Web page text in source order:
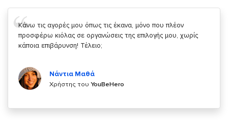
Σας ευχαριστώ που μας δίνετε την δυνατότητα να κάνουμε
κάτι!
Χρήστης τουYouBeHero